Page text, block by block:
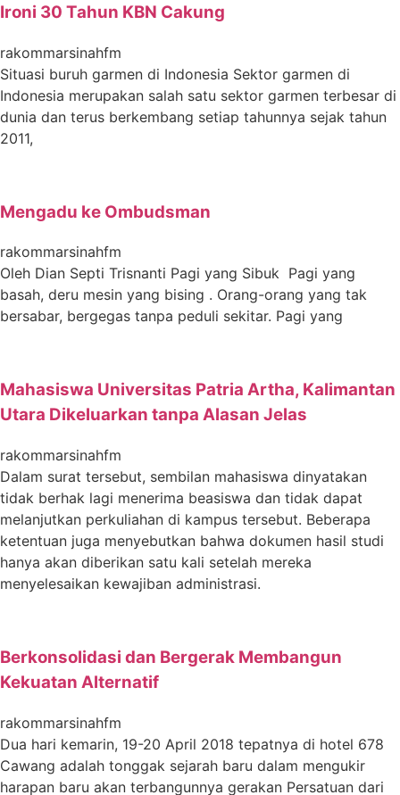
Ironi 30 Tahun KBN Cakung
rakommarsinahfm
Situasi buruh garmen di Indonesia Sektor garmen di
Indonesia merupakan salah satu sektor garmen terbesar di
dunia dan terus berkembang setiap tahunnya sejak tahun
2011,
Mengadu ke Ombudsman
rakommarsinahfm
Oleh Dian Septi Trisnanti Pagi yang Sibuk Pagi yang
basah, deru mesin yang bising . Orang-orang yang tak
bersabar, bergegas tanpa peduli sekitar. Pagi yang
Mahasiswa Universitas Patria Artha, Kalimantan
Utara Dikeluarkan tanpa Alasan Jelas
rakommarsinahfm
Dalam surat tersebut, sembilan mahasiswa dinyatakan
tidak berhak lagi menerima beasiswa dan tidak dapat
melanjutkan perkuliahan di kampus tersebut. Beberapa
ketentuan juga menyebutkan bahwa dokumen hasil studi
hanya akan diberikan satu kali setelah mereka
menyelesaikan kewajiban administrasi.
Berkonsolidasi dan Bergerak Membangun
Kekuatan Alternatif
rakommarsinahfm
Dua hari kemarin, 19-20 April 2018 tepatnya di hotel 678
Cawang adalah tonggak sejarah baru dalam mengukir
harapan baru akan terbangunnya gerakan Persatuan dari